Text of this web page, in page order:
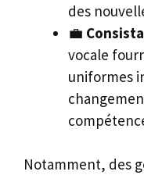
des
💼
vocale
uniformes
Notamment, des